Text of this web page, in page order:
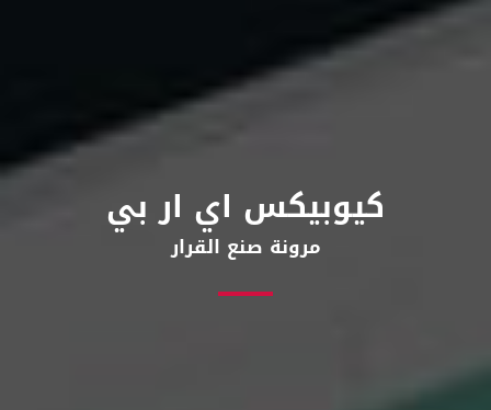
كيوبيكس اي ار بي
مرونة صنع القرار